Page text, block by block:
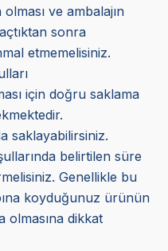
ve ambalajın
sonra
etmemelisiniz.
için doğru saklama
saklayabilirsiniz.
belirtilen süre
Genellikle bu
koyduğunuz ürünün
olmasına dikkat